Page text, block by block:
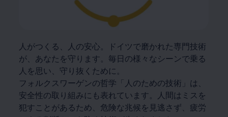
人がつくる、人の安心。ドイツで磨かれた専門技術
が、あなたを守ります。毎日の様々なシーンで乗る
人を思い、守り抜くために。
フォルクスワーゲンの哲学「人のための技術」は、
安全性の取り組みにも表れています。人間はミスを
犯すことがあるため、危険な兆候を見逃さず、疲労